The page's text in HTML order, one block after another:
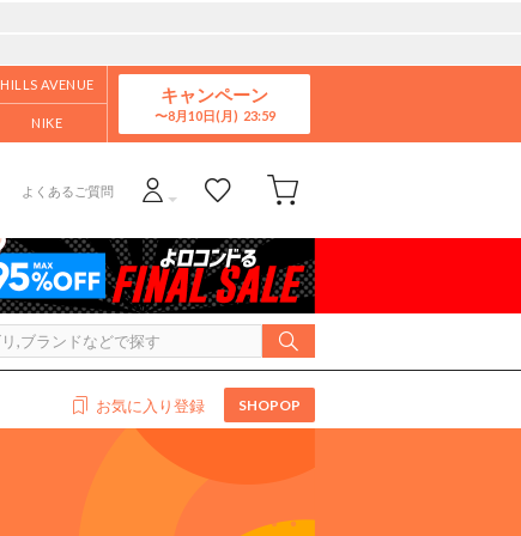
HILLS AVENUE
NIKE
キャンペーン
8月10日(月)
よくあるご質問
お気に入り登録 SHOPOP